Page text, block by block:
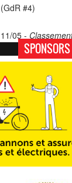
(GdR #4)
11/05 -
Porsel (TdC #4)
07/05 -
Pléiades (GdR #3)
23/04 -
Moléson (TdC #3)
14/04 -Photos -
de Semsales
SPONSORS